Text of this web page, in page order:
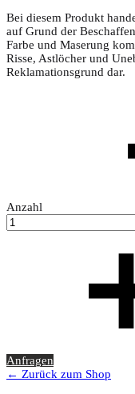
Bei diesem Produkt
auf Grund der
Farbe und Maserung
Risse, Astlöcher und
Reklamationsgrund dar.
Anzahl
Anfragen
← Zurück zum Shop